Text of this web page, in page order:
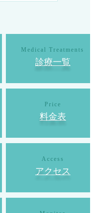
診療一覧
料金表
アクセス